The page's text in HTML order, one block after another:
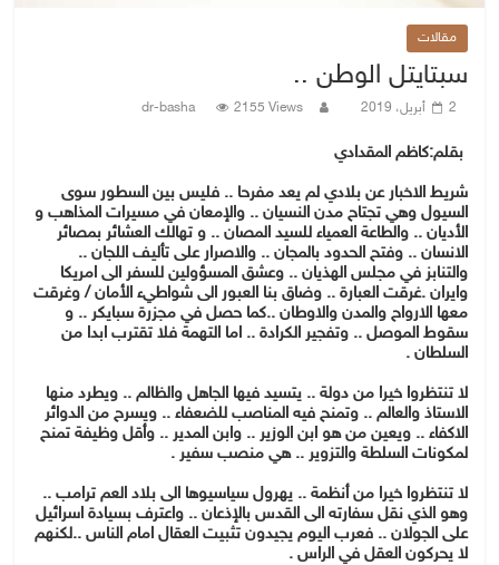
مقالات
سبتايتل الوطن ..
2 أبريل، 2019 dr-basha 2155 Views
بقلم:كاظم المقدادي
شريط الاخبار عن بلادي لم يعد مفرحا .. فليس بين السطور سوى
السيول وهي تجتاح مدن النسيان .. والإمعان في مسيرات المذاهب و
الأديان .. والطاعة العمياء للسيد المصان .. و تهالك العشائر بمصائر
الانسان .. وفتح الحدود بالمجان .. والاصرار على تأليف اللجان ..
والتنابز في مجلس الهذيان .. وعشق المسؤولين للسفر الى امريكا
وايران .غرقت العبارة .. وضاق بنا العبور الى شواطيء الأمان / وغرقت
معها الارواح والمدن والاوطان ..كما حصل في مجزرة سبايكر .. و
سقوط الموصل .. وتفجير الكرادة .. اما التهمة فلا تقترب ابدا من
السلطان .
لا تنتظروا خيرا من دولة .. يتسيد فيها الجاهل والظالم .. ويطرد منها
الاستاذ والعالم .. وتمنح فيه المناصب للضعفاء .. ويسرح من الدوائر
الاكفاء .. ويعين من هو ابن الوزير .. وابن المدير .. وأقل وظيفة تمنح
لمكونات السلطة والتزوير .. هي منصب سفير .
لا تنتظروا خيرا من أنظمة .. يهرول سياسيوها الى بلاد العم ترامب ..
وهو الذي نقل سفارته الى القدس بالإذعان .. واعترف بسيادة اسرائيل
على الجولان .. فعرب اليوم يجيدون تثبيت العقال امام الناس ..لكنهم
لا يحركون العقل في الراس .